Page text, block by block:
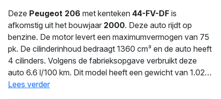
Deze Peugeot 206 met kenteken 44-FV-DF is
afkomstig uit het bouwjaar 2000. Deze auto rijdt op
benzine. De motor levert een maximumvermogen van 75
pk. De cilinderinhoud bedraagt 1360 cm³ en de auto heeft
4 cilinders. Volgens de fabrieksopgave verbruikt deze
auto 6.6 l/100 km. Dit model heeft een gewicht van 1.025
kg. Sinds76
Lees verder